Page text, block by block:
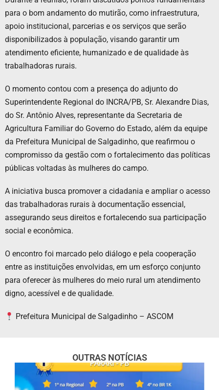
para o bom andamento do mutirão, como infraestrutura,
apoio institucional, parcerias e os serviços que serão
disponibilizados à população, visando garantir um
atendimento eficiente, humanizado e de qualidade às
trabalhadoras rurais.
O momento contou com a presença do adjunto do
Superintendente Regional do INCRA/PB, Sr. Alexandre Dias,
do Sr. Antônio Alves, representante da Secretaria de
Agricultura Familiar do Governo do Estado, além da equipe
da Prefeitura Municipal de Salgadinho, que reafirmou o
compromisso da gestão com o fortalecimento das políticas
públicas voltadas às mulheres do campo.
A iniciativa busca promover a cidadania e ampliar o acesso
das trabalhadoras rurais à documentação essencial,
assegurando seus direitos e fortalecendo sua participação
social e econômica.
O encontro foi marcado pelo diálogo e pela cooperação
entre as instituições envolvidas, em um esforço conjunto
para oferecer às mulheres do meio rural um atendimento
digno, acessível e de qualidade.
Prefeitura Municipal de Salgadinho – ASCOM
OUTRAS NOTÍCIAS